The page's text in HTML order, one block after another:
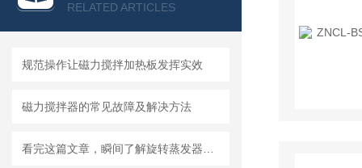
RELATED ARTICLES
规范操作让磁力搅拌加热板发挥实效
磁力搅拌器的常见故障及解决方法